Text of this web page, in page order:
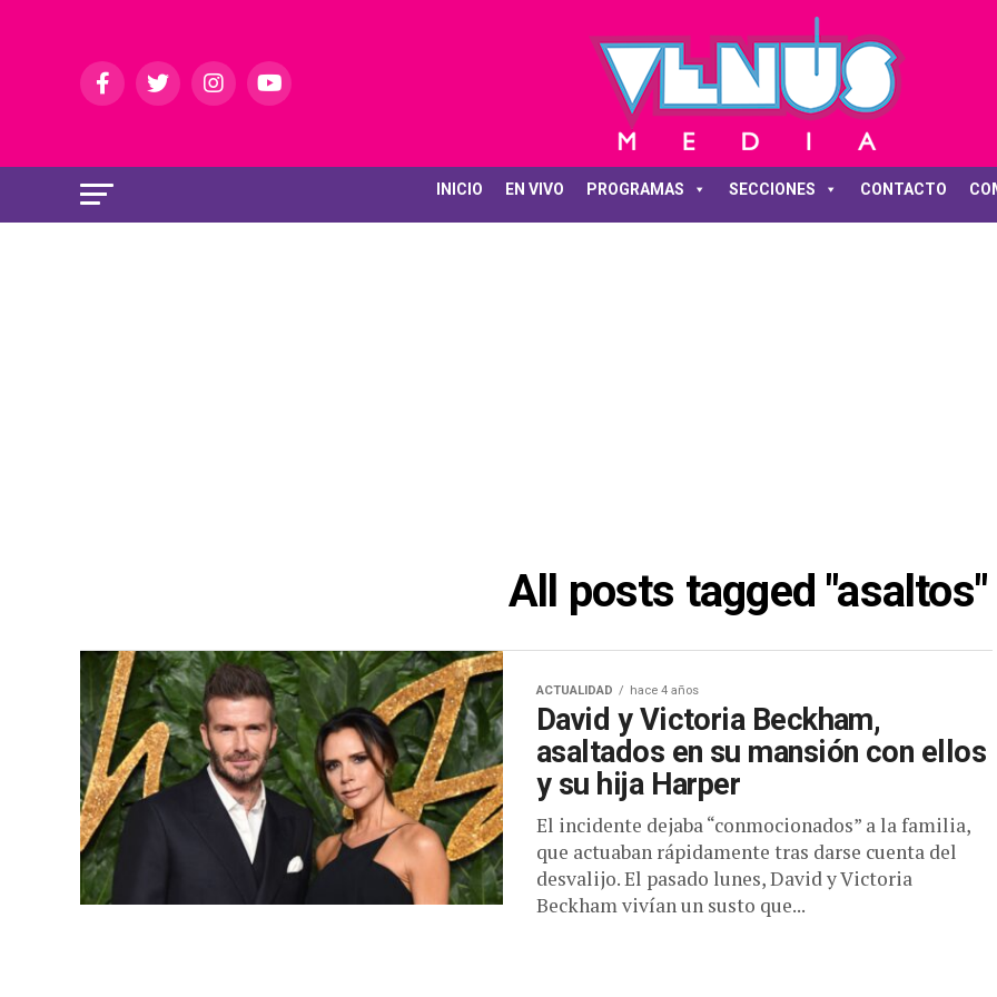
INICIO EN VIVO PROGRAMAS SECCIONES CONTACTO
All posts tagged "asaltos"
ACTUALIDAD hace 4 años
David y Victoria Beckham,
asaltados en su mansión con ellos
y su hija Harper
El incidente dejaba “conmocionados” a la familia,
que actuaban rápidamente tras darse cuenta del
desvalijo. El pasado lunes, David y Victoria
Beckham vivían un susto que...